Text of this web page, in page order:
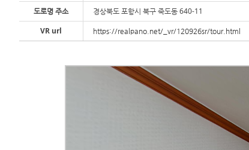
도로명 주소
경상북도 포항시 북구 죽도동 640-11
VR url
https://realpano.net/_vr/120926sr/tour.html
Sketchbook5, 스케치북5
Sketchbook5, 스케치북5